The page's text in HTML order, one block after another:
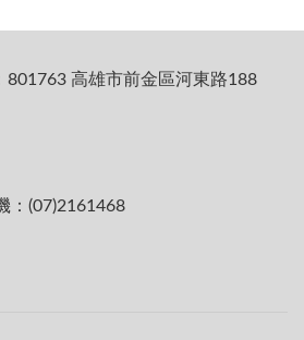
801763 高雄市前金區河東路188
：(07)2161468